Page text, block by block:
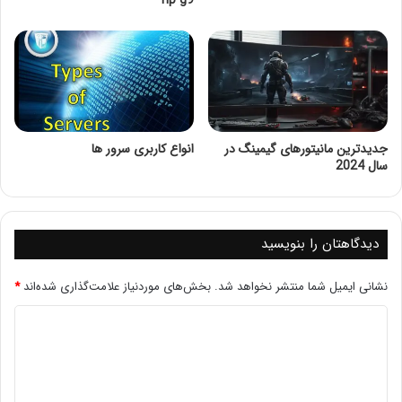
B
جدیدترین مانیتورهای گیمینگ در
سال 2024
انواع کاربری سرور ها
دیدگاهتان را بنویسید
نشانی ایمیل شما منتشر نخواهد شد. بخش‌های موردنیاز علامت‌گذاری شده‌اند*